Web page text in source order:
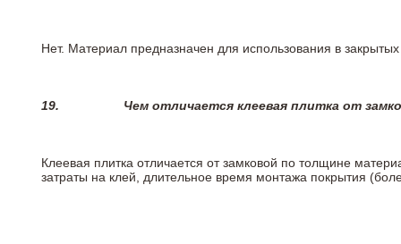
Нет. Материал предназначен для использования в
19. Чем отличается клеевая плитка от
Клеевая плитка отличается от замковой по толщине
затраты на клей, длительное время монтажа покрытия